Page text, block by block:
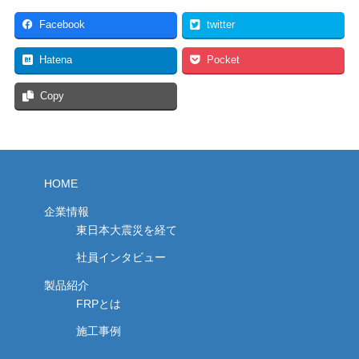
Facebook twitter
Hatena Pocket
Copy
HOME
企業情報
東日本大震災を経て
社員インタビュー
製品紹介
FRPとは
施工事例